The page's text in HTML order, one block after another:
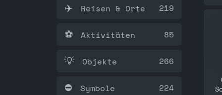
✈️ Reisen & Orte 219
⚽ Aktivitäten 85
💡 Objekte 266
⛔️ Symbole 224